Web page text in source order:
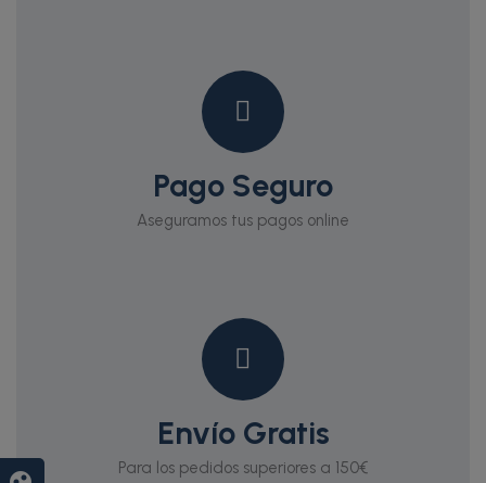
Pago Seguro
Aseguramos tus pagos online
Envío Gratis
Para los pedidos superiores a 150€